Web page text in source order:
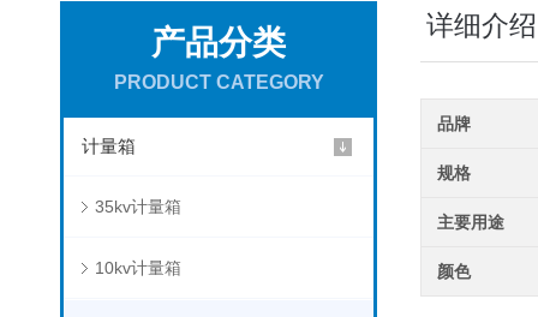
产品分类
PRODUCT CATEGORY
计量箱
35kv计量箱
10kv计量箱
详细介绍
品牌
规格
主要用途
颜色